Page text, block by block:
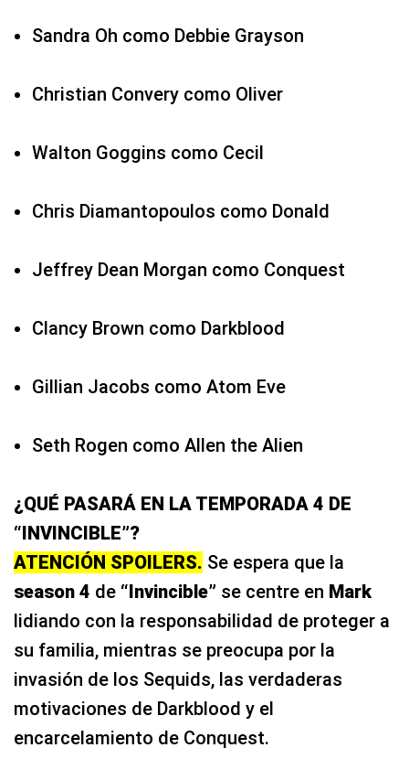
Sandra Oh como Debbie Grayson
Christian Convery como Oliver
Walton Goggins como Cecil
Chris Diamantopoulos como Donald
Jeffrey Dean Morgan como Conquest
Clancy Brown como Darkblood
Gillian Jacobs como Atom Eve
Seth Rogen como Allen the Alien
¿QUÉ PASARÁ EN LA TEMPORADA 4 DE
“INVINCIBLE”?
ATENCIÓN SPOILERS. Se espera que la
season 4 de “Invincible” se centre en Mark
lidiando con la responsabilidad de proteger a
su familia, mientras se preocupa por la
invasión de los Sequids, las verdaderas
motivaciones de Darkblood y el
encarcelamiento de Conquest.